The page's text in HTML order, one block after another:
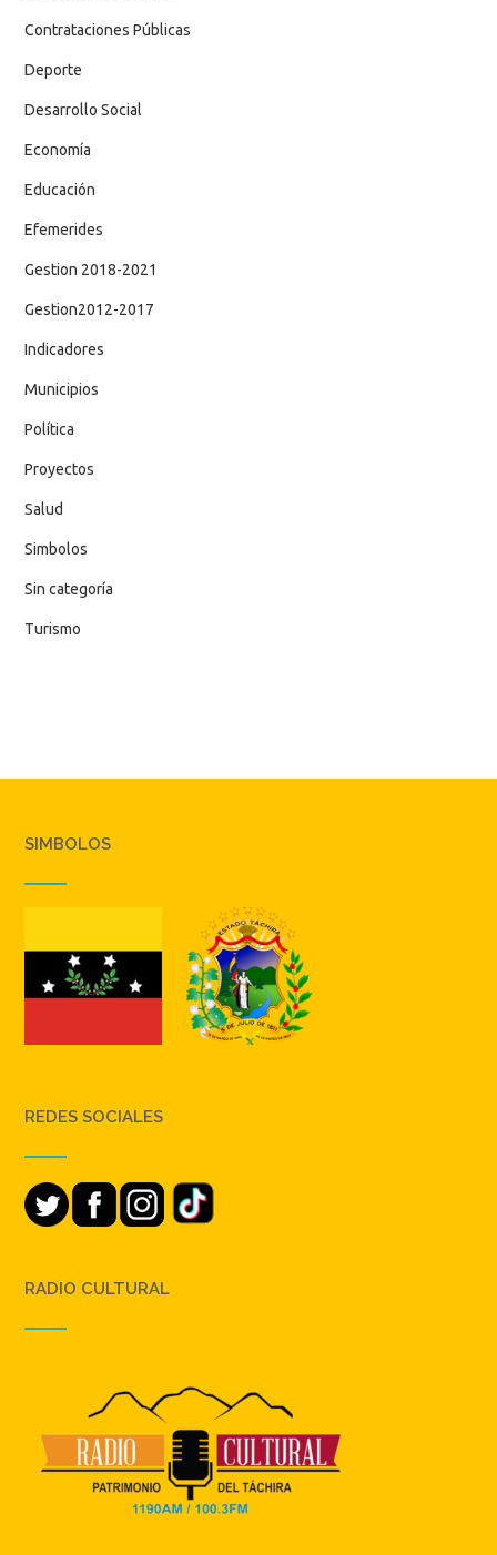
Contrataciones Públicas
Deporte
Desarrollo Social
Economía
Educación
Efemerides
Gestion 2018-2021
Gestion2012-2017
Indicadores
Municipios
Política
Proyectos
Salud
Simbolos
Sin categoría
Turismo
SIMBOLOS
REDES SOCIALES
RADIO CULTURAL